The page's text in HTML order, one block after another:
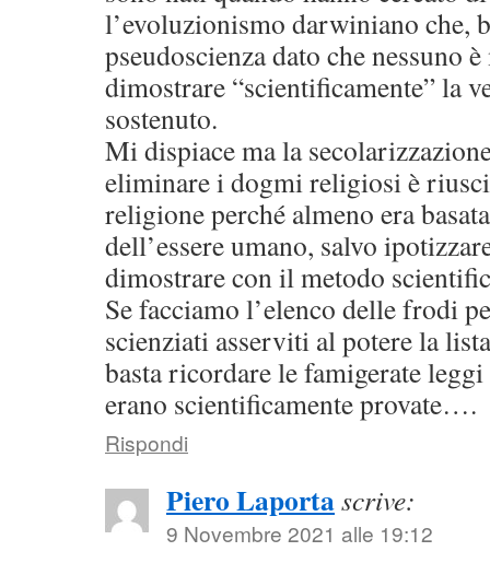
l’evoluzionismo darwiniano che,
pseudoscienza dato che nessuno
dimostrare “scientificamente” la
sostenuto.
Mi dispiace ma la
eliminare i dogmi religiosi è
religione perché almeno era
dell’essere umano, salvo
dimostrare con il metodo
Se facciamo l’elenco delle frodi
scienziati asserviti al potere la
basta ricordare le famigerate
erano scientificamente provate….
Rispondi
Piero Laportascrive:
9 Novembre 2021 alle 19:12